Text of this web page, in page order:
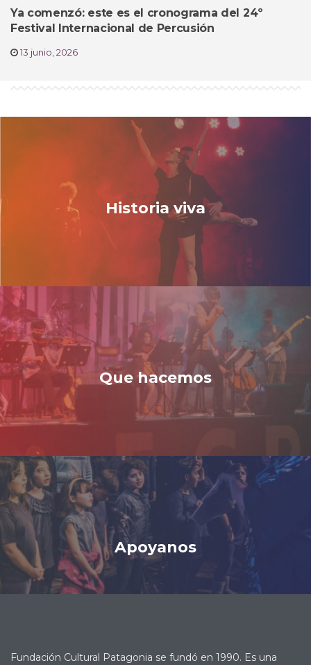
Ya comenzó: este es el cronograma del 24º
Festival Internacional de Percusión
13 junio, 2026
Historia viva
Que hacemos
Apoyanos
Fundación Cultural Patagonia se fundó en 1990. Es una